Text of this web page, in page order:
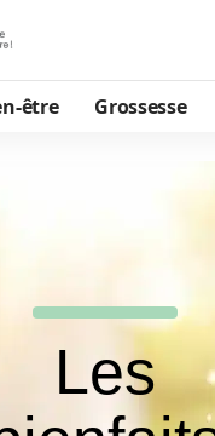
être Grossesse
Les